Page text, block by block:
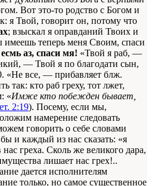
Вот это-то родство с Богом и
я Твой, говорит он, потому что
; взыскал я оправданий Твоих и
теперь меня Своим, спаси
аз, спаси мя! «Твой я раб, —
— Твой я по благодати сын,
. «Не все, — прибавляет блж.
так: кто раб греху, тот лжет,
«Имже кто побежден бывает,
2:19). Посему, если мы,
намерение следовать
говорить о себе словами
и каждый из нас сказать: «я
греха. Сколь же великого дара,
лишает нас грех!..
дается исполнителям
только, но самое существенное